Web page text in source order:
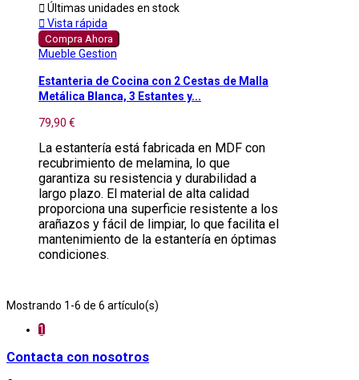
 Últimas unidades en stock
 Vista rápida
Compra Ahora
Mueble Gestion
Estanteria de Cocina con 2 Cestas de Malla
Metálica Blanca, 3 Estantes y...
79,90 €
La estantería está fabricada en MDF con
recubrimiento de melamina, lo que
garantiza su resistencia y durabilidad a
largo plazo. El material de alta calidad
proporciona una superficie resistente a los
arañazos y fácil de limpiar, lo que facilita el
mantenimiento de la estantería en óptimas
condiciones.
Mostrando 1-6 de 6 artículo(s)
1
Contacta con nosotros